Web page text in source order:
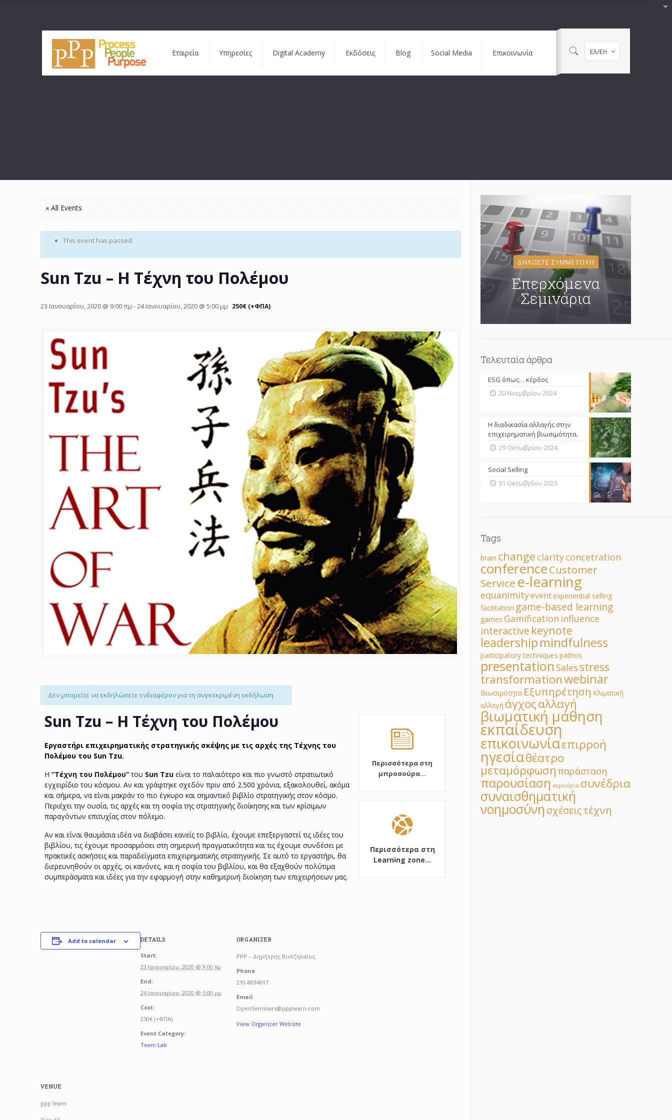
Εταιρεία Υπηρεσίες Digital Academy Εκδόσεις Blog Social Media Επικοινωνία Ελ/En
« All Events
This event has passed.
Sun Tzu – Η Τέχνη του Πολέµου
23 Ιανουαρίου, 2020 @ 9:00 πμ -24 Ιανουαρίου, 2020 @ 5:00 μμ 250€ (+ΦΠΑ)
Δεν μπορείτε να εκδηλώσετε ενδιαφέρον για τη συγκεκριμένη εκδήλωση
Sun Tzu – Η Τέχνη του Πολέµου
Εργαστήρι επιχειρηματικής στρατηγικής σκέψης με τις αρχές της Τέχνης του
Πολέμου του Sun Tzu.
Η “Τέχνη του Πολέμου”του Sun Tzuείναι το παλαιότερο και πιο γνωστό στρατιωτικό
εγχειρίδιο του κόσμου. Αν και γράφτηκε σχεδόν πριν από 2.500 χρόνια, εξακολουθεί, ακόμα
και σήμερα, να είναι μακράν το πιο έγκυρο και σημαντικό βιβλίο στρατηγικής στον κόσμο.
Περιέχει την ουσία, τις αρχές και τη σοφία της στρατηγικής διοίκησης και των κρίσιμων
παραγόντων επιτυχίας στον πόλεμο.
Αν και είναι θαυμάσια ιδέα να διαβάσει κανείς το βιβλίο, έχουμε επεξεργαστεί τις ιδέες του
βιβλίου, τις έχουμε προσαρμόσει στη σημερινή πραγματικότητα και τις έχουμε συνδέσει με
πρακτικές ασκήσεις και παραδείγματα επιχειρηματικής στρατηγικής. Σε αυτό το εργαστήρι, θα
διερευνηθούν οι αρχές, οι κανόνες, και η σοφία του βιβλίου, και θα εξαχθούν πολύτιμα
συμπεράσματα και ιδέες για την εφαρμογή στην καθημερινή διοίκηση των επιχειρήσεων μας.
Περισσότερα στη
μπροσούρα...
Περισσότερα στη
Learning zone...
Add to calendar DETAILS
Start:
23 Ιανουαρίου, 2020 @ 9:00 πμ
End:
24 Ιανουαρίου, 2020 @ 5:00 μμ
Cost:
250€ (+ΦΠΑ)
Event Category:
Team Lab
ORGANIZER
PPP – Δημήτρης Βιντζηλαίος
Phone
210-8034617
Email
OpenSeminars@ppplearn.com
View Organizer Website
VENUE
ppp learn
ΔΗΛΩΣΤΕ ΣΥΜΜΕΤΟΧΗ
Επερχόμενα
Σεμινάρια
Τελευταία άρθρα
ESG όπως… κέρδος
20 Νοεμβρίου 2024
Η διαδικασία αλλαγής στην
επιχειρηματική βιωσιμότητα.
29 Οκτωβρίου 2024
Social Selling
31 Οκτωβρίου 2023
Tags
brain change clarityconcetration
conferenceCustomer
Service e-learning
equanimityeventexperiential selling
facilitation game-based learning
games Gamification influence
interactive keynote
leadershipmindfulness
participatory techniques pathos
presentation Sales stress
transformationwebinar
Βιωσιμότητα Εξυπηρέτηση Κλιματική
αλλαγή άγχοςαλλαγή
βιωματική μάθηση
εκπαίδευση
επικοινωνίαεπιρροή
ηγεσίαθέατρο
μεταμόρφωση παράσταση
παρουσίαση σεμινάρια συνέδρια
συναισθηματική
νοημοσύνη σχέσειςτέχνη